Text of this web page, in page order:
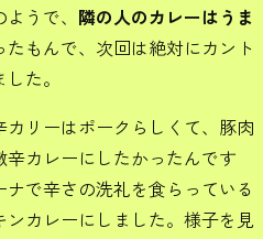
うで、 隣の人のカレーはうま
たもんで、次回は絶対にカント
た。
リーはポークらしくて、豚肉
カレーにしたかったんです
で辛さの洗礼を食らっている
カレーにしました。様子を見